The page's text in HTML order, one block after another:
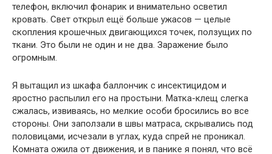
телефон, включил фонарик и внимательно осветил
кровать. Свет открыл ещё больше ужасов — целые
скопления крошечных двигающихся точек, ползущих по
ткани. Это были не один и не два. Заражение было
огромным.
Я вытащил из шкафа баллончик с инсектицидом и
яростно распылил его на простыни. Матка-клещ слегка
сжалась, извиваясь, но мелкие особи бросились во все
стороны. Они заползали в швы матраса, скрывались под
половицами, исчезали в углах, куда спрей не проникал.
Комната ожила от движения, и в панике я понял, что всё